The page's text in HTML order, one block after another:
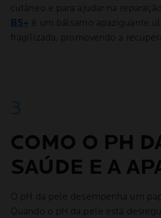
cutâneo e para ajudar na
B5+ é um bálsamo apaziguante
fragilizada, promovendo a
COMO O PH
SAÚDE E A
O pH da pele desempenha um
Quando o pH da pele está